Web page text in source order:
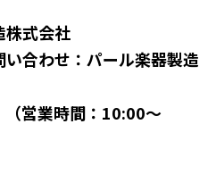
式会社
合わせ：パール楽器製造
営業時間：10:00〜